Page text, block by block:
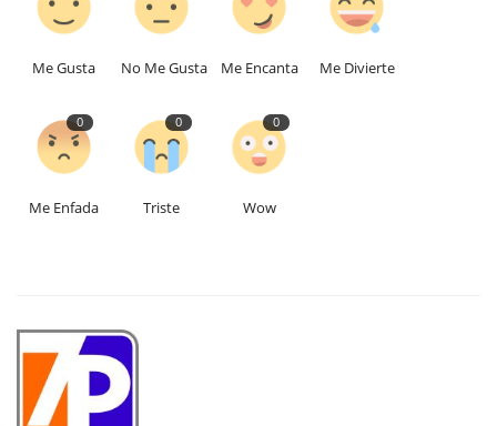
Me Gusta No Me Gusta Me Encanta Me Divierte
0
Me Enfada
0
Triste
0
Wow